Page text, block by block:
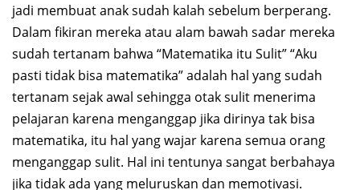
jadi membuat anak sudah kalah sebelum berperang.
Dalam fikiran mereka atau alam bawah sadar mereka
sudah tertanam bahwa “Matematika itu Sulit” “Aku
pasti tidak bisa matematika” adalah hal yang sudah
tertanam sejak awal sehingga otak sulit menerima
pelajaran karena menganggap jika dirinya tak bisa
matematika, itu hal yang wajar karena semua orang
menganggap sulit. Hal ini tentunya sangat berbahaya
jika tidak ada yang meluruskan dan memotivasi.